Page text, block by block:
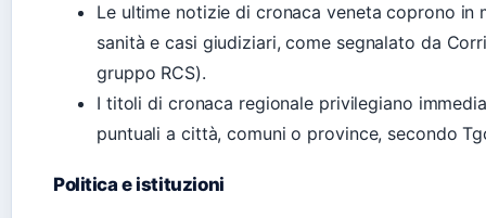
Le ultime notizie di cronaca veneta coprono
sanità e casi giudiziari, come segnalato da
gruppo RCS).
I titoli di cronaca regionale privilegiano
puntuali a città, comuni o province, secondo
Politica e istituzioni